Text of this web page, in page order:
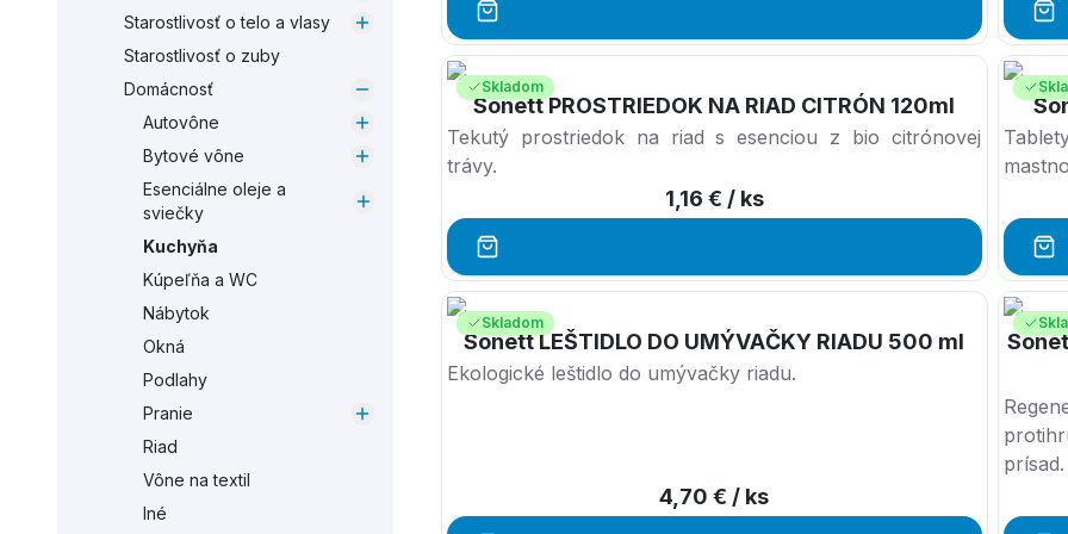
Starostlivosť o telo a vlasy
Starostlivosť o zuby
Domácnosť
Autovône
Bytové vône
Esenciálne oleje a
sviečky
Kuchyňa
Kúpeľňa a WC
Nábytok
Okná
Podlahy
Pranie
Riad
Vône na textil
Iné
Skladom
Sonett PROSTRIEDOK NA RIAD CITRÓN 120ml
Tekutý prostriedok na riad s esenciou z bio citrónovej
trávy.
1,16 € / ks
Skladom
Sonett LEŠTIDLO DO UMÝVAČKY RIADU 500 ml
Ekologické leštidlo do umývačky riadu.
4,70 € / ks
prísad.